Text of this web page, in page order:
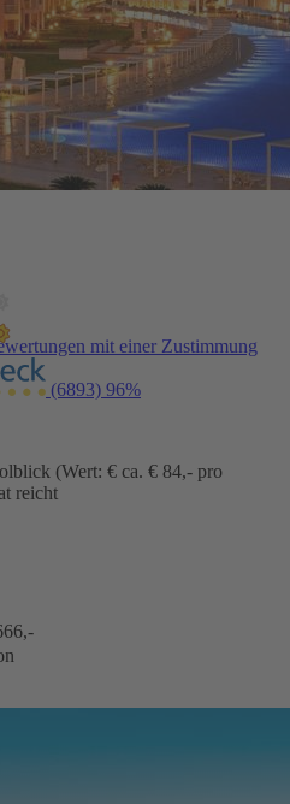
mit einer Zustimmung
(6893) 96%
(Wert: € ca. € 84,- pro
reicht